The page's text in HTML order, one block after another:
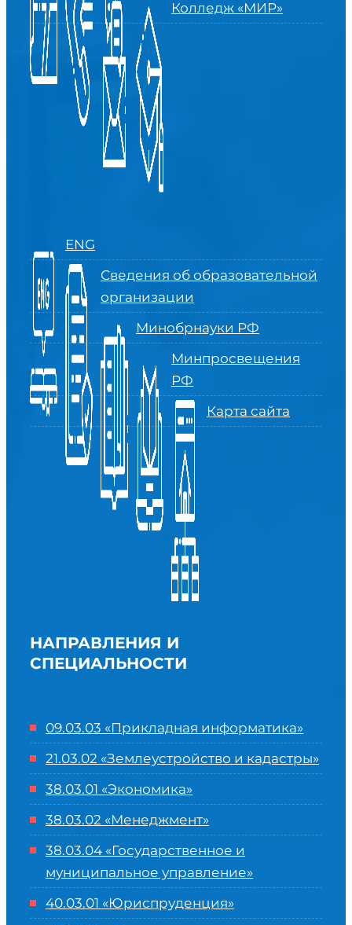
Колледж «МИР»
ENG
Сведения об образовательной
организации
Минобрнауки РФ
Минпросвещения
РФ
Карта сайта
НАПРАВЛЕНИЯ И
СПЕЦИАЛЬНОСТИ
09.03.03 «Прикладная информатика»
21.03.02 «Землеустройство и кадастры»
38.03.01 «Экономика»
38.03.02 «Менеджмент»
38.03.04 «Государственное и
муниципальное управление»
40.03.01 «Юриспруденция»